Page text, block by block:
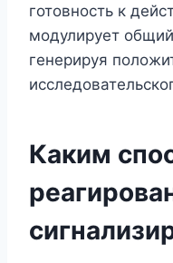
готовность к
модулирует
генерируя
Каким